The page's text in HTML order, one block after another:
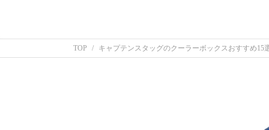
TOP キャプテンスタッグのクーラーボックスおすすめ15